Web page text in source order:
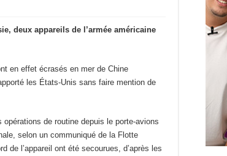
deux appareils de l’armée américaine
en effet écrasés en mer de Chine
les États-Unis sans faire mention de
de routine depuis le porte-avions
selon un communiqué de la Flotte
de l’appareil ont été secourues, d’après les